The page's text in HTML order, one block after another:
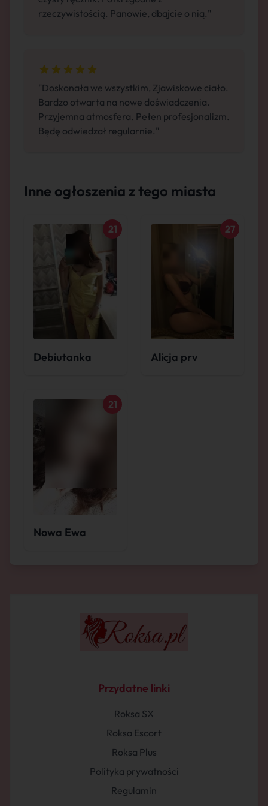
rzeczywistością. Panowie, dbajcie o nią."
"Doskonała we wszystkim, Zjawiskowe ciało.
Bardzo otwarta na nowe doświadczenia.
Przyjemna atmosfera. Pełen profesjonalizm.
Będę odwiedzał regularnie."
Inne ogłoszenia z tego miasta
Debiutanka
21
Alicja prv
27
Nowa Ewa
21
Przydatne linki
Roksa SX
Roksa Escort
Roksa Plus
Polityka prywatności
Regulamin